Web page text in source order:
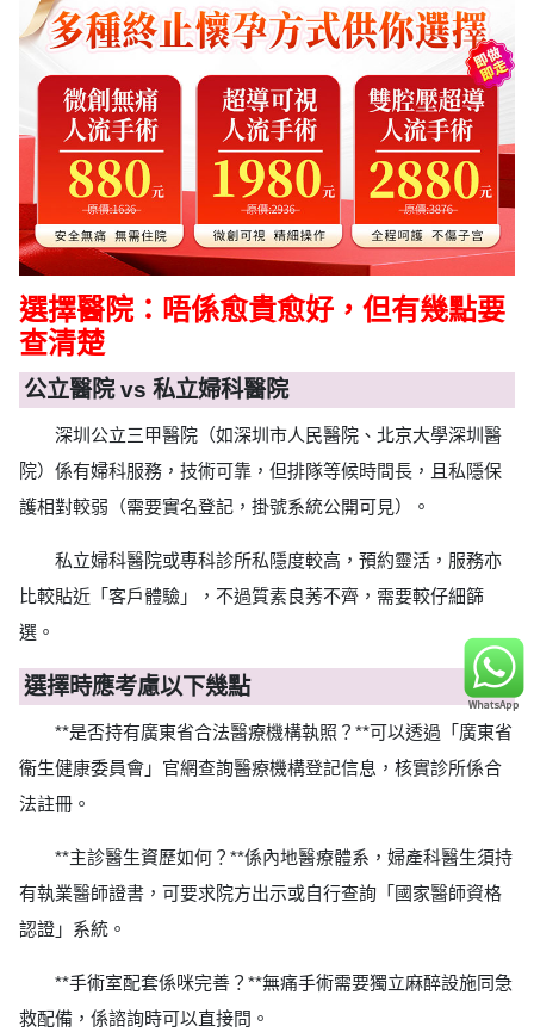
選擇醫院：唔係愈貴愈好，但有幾點要
查清楚
公立醫院 vs 私立婦科醫院
深圳公立三甲醫院（如深圳市人民醫院、北京大學深圳醫
院）係有婦科服務，技術可靠，但排隊等候時間長，且私隱保
護相對較弱（需要實名登記，掛號系統公開可見）。
私立婦科醫院或專科診所私隱度較高，預約靈活，服務亦
比較貼近「客戶體驗」，不過質素良莠不齊，需要較仔細篩
選。
選擇時應考慮以下幾點
**是否持有廣東省合法醫療機構執照？**可以透過「廣東省
衞生健康委員會」官網查詢醫療機構登記信息，核實診所係合
法註冊。
**主診醫生資歷如何？**係內地醫療體系，婦產科醫生須持
有執業醫師證書，可要求院方出示或自行查詢「國家醫師資格
認證」系統。
**手術室配套係咪完善？**無痛手術需要獨立麻醉設施同急
救配備，係諮詢時可以直接問。